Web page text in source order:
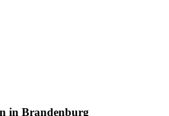
in Brandenburg